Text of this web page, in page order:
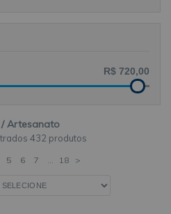
Artesanato
432 produtos
5 6 7 ... 18 >